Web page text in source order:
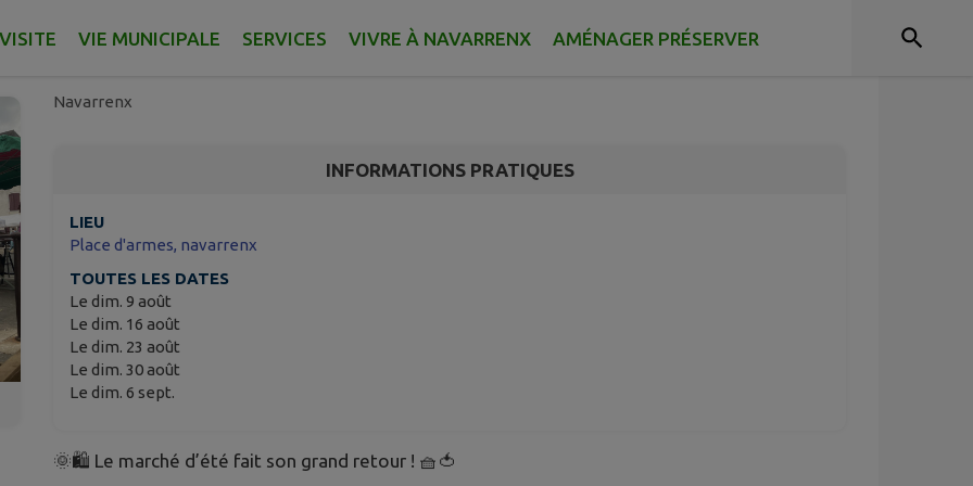
VIE MUNICIPALE SERVICES VIVRE À NAVARRENX AMÉNAGER PRÉSERVER
🍅
Navarrenx
INFORMATIONS PRATIQUES
LIEU
Place d'armes, navarrenx
TOUTES LES DATES
Le dim. 9 août
Le dim. 16 août
Le dim. 23 août
Le dim. 30 août
Le dim. 6 sept.
🌞🛍️ Le marché d’été fait son grand retour ! 🧺🍅